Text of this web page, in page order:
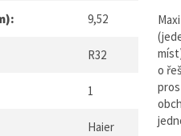
9,52
R32
1
Haier
o